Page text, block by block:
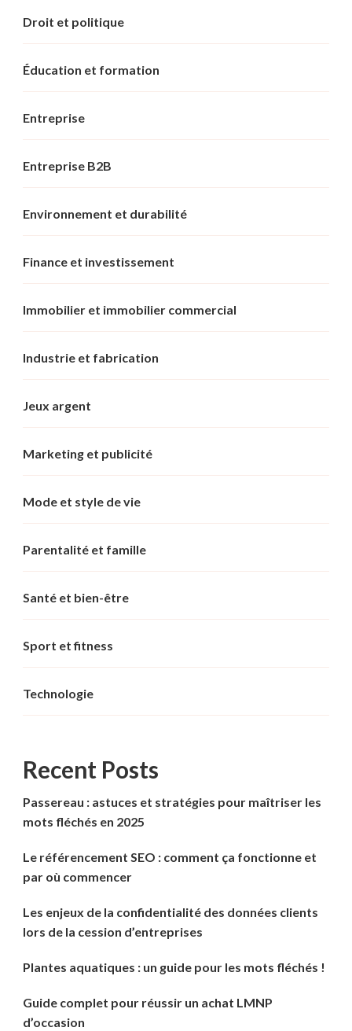
Droit et politique
Éducation et formation
Entreprise
Entreprise B2B
Environnement et durabilité
Finance et investissement
Immobilier et immobilier commercial
Industrie et fabrication
Jeux argent
Marketing et publicité
Mode et style de vie
Parentalité et famille
Santé et bien-être
Sport et fitness
Technologie
Recent Posts
Passereau : astuces et stratégies pour maîtriser les
mots fléchés en 2025
Le référencement SEO : comment ça fonctionne et
par où commencer
Les enjeux de la confidentialité des données clients
lors de la cession d’entreprises
Plantes aquatiques : un guide pour les mots fléchés !
Guide complet pour réussir un achat LMNP
d’occasion